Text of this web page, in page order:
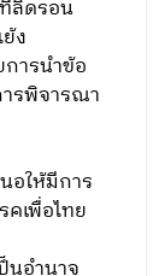
ลิดรอน
ง
ารนำข้อ
ารพิจารณา
อให้มีการ
เพื่อไทย
นอำนาจ